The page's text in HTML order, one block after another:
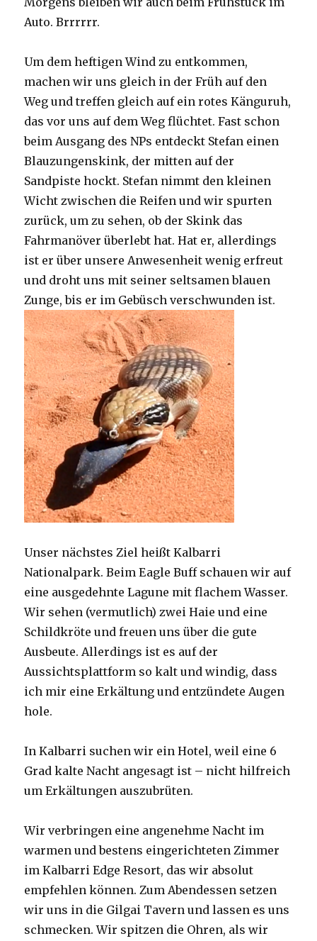
Auto. Brrrrrr.
Um dem heftigen Wind zu entkommen,
machen wir uns gleich in der Früh auf den
Weg und treffen gleich auf ein rotes Känguruh,
das vor uns auf dem Weg flüchtet. Fast schon
beim Ausgang des NPs entdeckt Stefan einen
Blauzungenskink, der mitten auf der
Sandpiste hockt. Stefan nimmt den kleinen
Wicht zwischen die Reifen und wir spurten
zurück, um zu sehen, ob der Skink das
Fahrmanöver überlebt hat. Hat er, allerdings
ist er über unsere Anwesenheit wenig erfreut
und droht uns mit seiner seltsamen blauen
Zunge, bis er im Gebüsch verschwunden ist.
Unser nächstes Ziel heißt Kalbarri
Nationalpark. Beim Eagle Buff schauen wir auf
eine ausgedehnte Lagune mit flachem Wasser.
Wir sehen (vermutlich) zwei Haie und eine
Schildkröte und freuen uns über die gute
Ausbeute. Allerdings ist es auf der
Aussichtsplattform so kalt und windig, dass
ich mir eine Erkältung und entzündete Augen
hole.
In Kalbarri suchen wir ein Hotel, weil eine 6
Grad kalte Nacht angesagt ist – nicht hilfreich
um Erkältungen auszubrüten.
Wir verbringen eine angenehme Nacht im
warmen und bestens eingerichteten Zimmer
im Kalbarri Edge Resort, das wir absolut
empfehlen können. Zum Abendessen setzen
wir uns in die Gilgai Tavern und lassen es uns
schmecken. Wir spitzen die Ohren, als wir